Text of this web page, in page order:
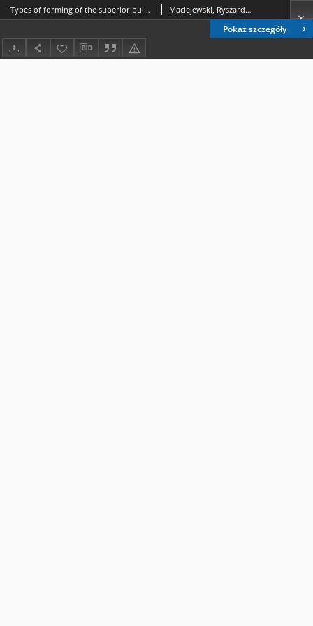
Pokaż szczegóły
Types of forming of the superior pulmonary veins Maciejewski, Ryszard (medycyna).; Madej, Barbara.; Anasiewicz, Angieszka.; Golan, Janusz.